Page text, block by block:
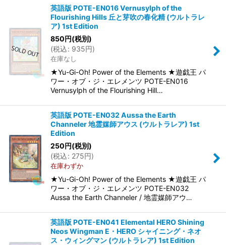
英語版 POTE-EN016 Vernusylph of the
Flourishing Hills 丘と芽吹の春化精 (ウルトラレ
ア) 1st Edition
850円(税別)
(税込: 935円)
在庫なし
★Yu-Gi-Oh! Power of the Elements ★遊戯王 パ
ワー・オブ・ジ・エレメンツ POTE-EN016
Vernusylph of the Flourishing Hill…
英語版 POTE-EN032 Aussa the Earth
Channeler 地霊媒師アウス (ウルトラレア) 1st
Edition
250円(税別)
(税込: 275円)
在庫わずか
★Yu-Gi-Oh! Power of the Elements ★遊戯王 パ
ワー・オブ・ジ・エレメンツ POTE-EN032
Aussa the Earth Channeler / 地霊媒師アウ…
英語版 POTE-EN041 Elemental HERO Shining
Neos Wingman E・HERO シャイニング・ネオ
ス・ウィングマン (ウルトラレア) 1st Edition